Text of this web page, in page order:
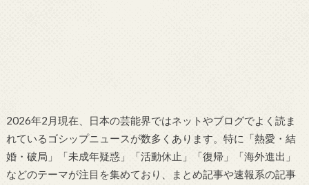
2026年2月現在、日本の芸能界ではネットやブログでよく読ま
れているゴシップニュースが数多くあります。特に「熱愛・結
婚・破局」「未成年疑惑」「活動休止」「復帰」「海外進出」
などのテーマが注目を集めており、まとめ記事や速報系の記事